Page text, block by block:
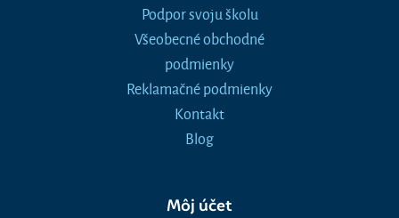
Podpor svoju školu
Všeobecné obchodné
podmienky
Reklamačné podmienky
Kontakt
Blog
Môj účet